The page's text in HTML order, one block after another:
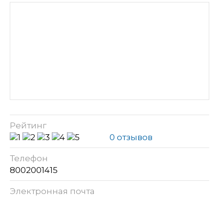
Рейтинг
0 отзывов
Телефон
8002001415
Электронная почта